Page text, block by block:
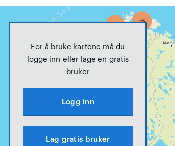
For å bruke kartene må du
logge inn eller lage en gratis
bruker
Logg inn
Lag gratis bruker